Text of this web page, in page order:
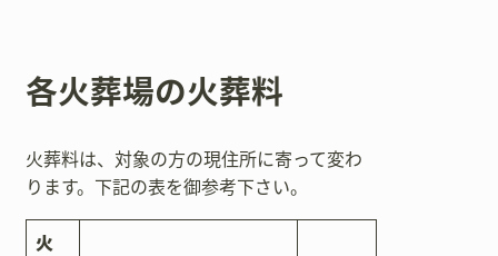
各火葬場の火葬料
火葬料は、対象の方の現住所に寄って変わ
ります。下記の表を御参考下さい。
火